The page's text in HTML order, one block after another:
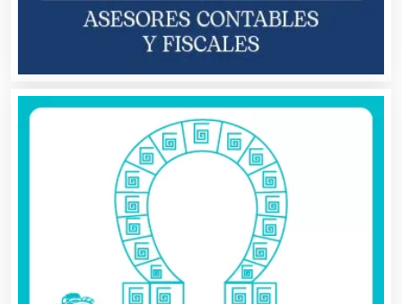
Asesoría Fiscal
Asociaciones Civiles
Asociaciones Empresariales